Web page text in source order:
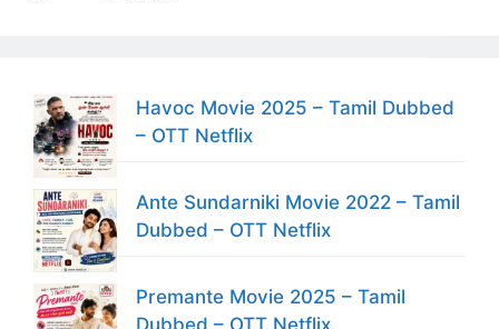
Havoc Movie 2025 – Tamil Dubbed
– OTT Netflix
Ante Sundarniki Movie 2022 – Tamil
Dubbed – OTT Netflix
Premante Movie 2025 – Tamil
Dubbed – OTT Netflix